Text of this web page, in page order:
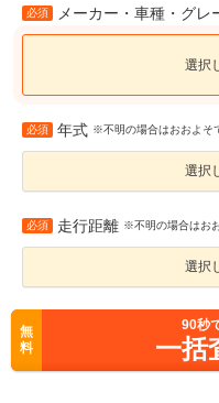
必須 メーカー・車種・グレ
選択
必須 年式 ※不明の場合はおおよそ
選択
必須 走行距離 ※不明の場合はお
選択
無
料
90秒
一括